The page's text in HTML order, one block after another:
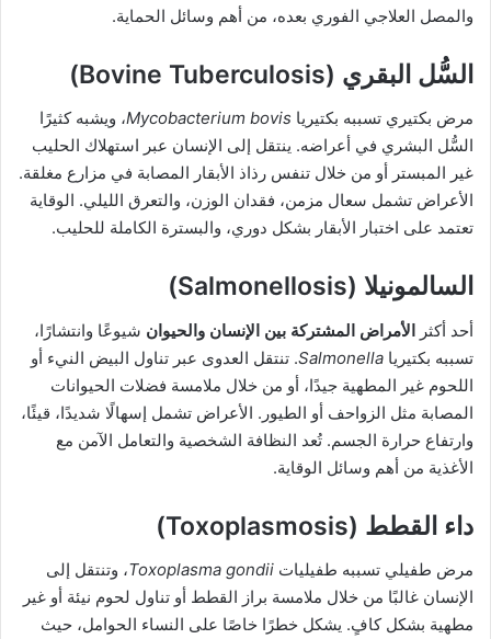
والمصل العلاجي الفوري بعده، من أهم وسائل الحماية.
السُّل البقري (Bovine Tuberculosis)
مرض بكتيري تسببه بكتيريا Mycobacterium bovis، ويشبه كثيرًا
السُّل البشري في أعراضه. ينتقل إلى الإنسان عبر استهلاك الحليب
غير المبستر أو من خلال تنفس رذاذ الأبقار المصابة في مزارع مغلقة.
الأعراض تشمل سعال مزمن، فقدان الوزن، والتعرق الليلي. الوقاية
تعتمد على اختبار الأبقار بشكل دوري، والبسترة الكاملة للحليب.
السالمونيلا (Salmonellosis)
أحد أكثر الأمراض المشتركة بين الإنسان والحيوان شيوعًا وانتشارًا،
تسببه بكتيريا Salmonella. تنتقل العدوى عبر تناول البيض النيء أو
اللحوم غير المطهية جيدًا، أو من خلال ملامسة فضلات الحيوانات
المصابة مثل الزواحف أو الطيور. الأعراض تشمل إسهالًا شديدًا، قيئًا،
وارتفاع حرارة الجسم. تُعد النظافة الشخصية والتعامل الآمن مع
الأغذية من أهم وسائل الوقاية.
داء القطط (Toxoplasmosis)
مرض طفيلي تسببه طفيليات Toxoplasma gondii، وتنتقل إلى
الإنسان غالبًا من خلال ملامسة براز القطط أو تناول لحوم نيئة أو غير
مطهية بشكل كافٍ. يشكل خطرًا خاصًا على النساء الحوامل، حيث